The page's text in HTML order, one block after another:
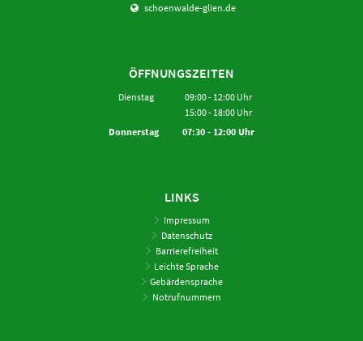
schoenwalde-glien.de
ÖFFNUNGSZEITEN
Dienstag 09:00- 12:00Uhr
Von 09:00 bis 12:00 Uhr
15:00- 18:00Uhr
Von 15:00 bis 18:00 Uhr
Donnerstag 07:30- 12:00Uhr
LINKS
Impressum
Datenschutz
Barrierefreiheit
Leichte Sprache
Gebärdensprache
Notrufnummern